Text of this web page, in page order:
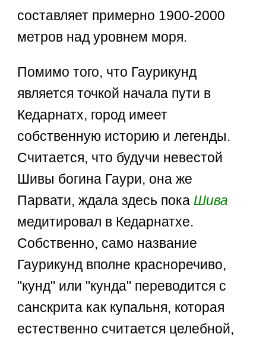
составляет примерно 1900-2000
метров над уровнем моря.
Помимо того, что Гаурикунд
является точкой начала пути в
Кедарнатх, город имеет
собственную историю и легенды.
Считается, что будучи невестой
Шивы богина Гаури, она же
Парвати, ждала здесь пока Шива
медитировал в Кедарнатхе.
Собственно, само название
Гаурикунд вполне красноречиво,
"кунд" или "кунда" переводится с
санскрита как купальня, которая
естественно считается целебной,